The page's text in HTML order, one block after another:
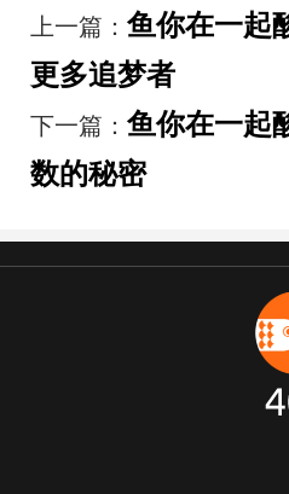
上一篇： 鱼你在一起
更多追梦者
下一篇： 鱼你在一起
数的秘密